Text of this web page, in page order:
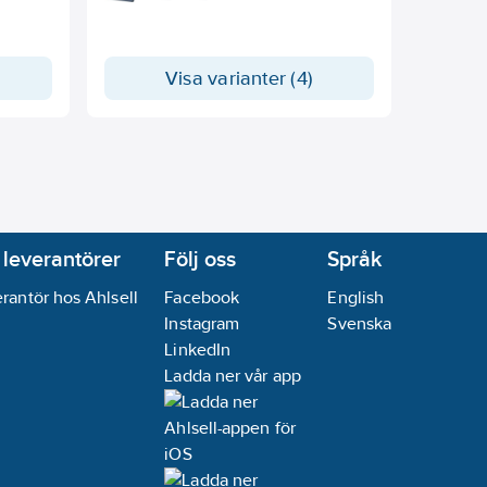
Visa varianter (4)
leverantörer
hos Ahlsell
Följ oss
Facebook
Instagram
LinkedIn
Ladda ner vår app
Språk
English
Svenska